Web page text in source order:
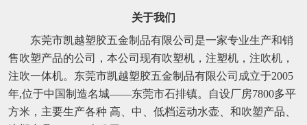
关于我们
东莞市凯越塑胶五金制品有限公司是一家专业生产和销
售吹塑产品的公司，本公司现有吹塑机，注塑机，注吹机，
注吹一体机。东莞市凯越塑胶五金制品有限公司成立于2005
年,位于中国制造名城——东莞市石排镇。自设厂房7800多平
方米，主要生产各种 高、中、低档运动水壶、和吹塑产品、